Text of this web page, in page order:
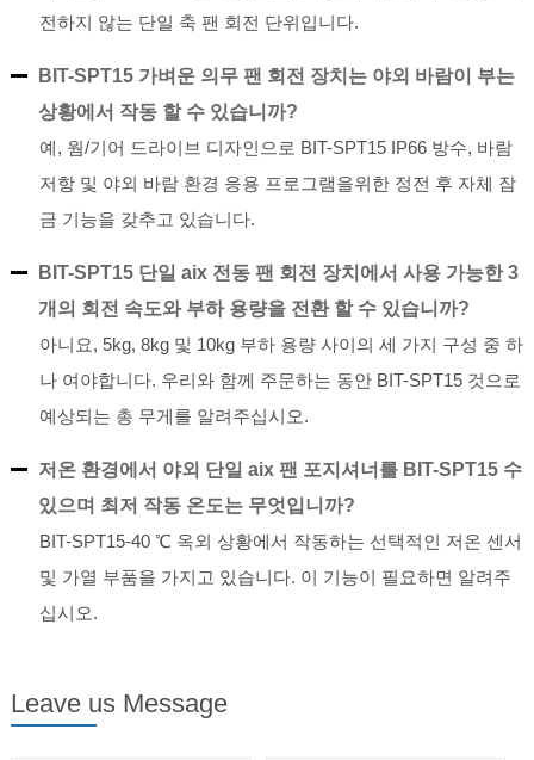
전하지 않는 단일 축 팬 회전 단위입니다.
BIT-SPT15 가벼운 의무 팬 회전 장치는 야외 바람이 부는
상황에서 작동 할 수 있습니까?
예, 웜/기어 드라이브 디자인으로 BIT-SPT15 IP66 방수, 바람
저항 및 야외 바람 환경 응용 프로그램을위한 정전 후 자체 잠
금 기능을 갖추고 있습니다.
BIT-SPT15 단일 aix 전동 팬 회전 장치에서 사용 가능한 3
개의 회전 속도와 부하 용량을 전환 할 수 있습니까?
아니요, 5kg, 8kg 및 10kg 부하 용량 사이의 세 가지 구성 중 하
나 여야합니다. 우리와 함께 주문하는 동안 BIT-SPT15 것으로
예상되는 총 무게를 알려주십시오.
저온 환경에서 야외 단일 aix 팬 포지셔너를 BIT-SPT15 수
있으며 최저 작동 온도는 무엇입니까?
BIT-SPT15-40 ℃ 옥외 상황에서 작동하는 선택적인 저온 센서
및 가열 부품을 가지고 있습니다. 이 기능이 필요하면 알려주
십시오.
Leave us Message